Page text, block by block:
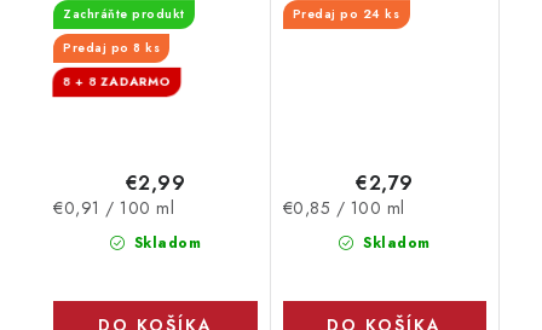
30.9.2026
Zachráňte produkt
Predaj po 8 ks
8 + 8
Skladom
€2,99
Jednotková
€0,91 / 100 ml
Predaj po 24 ks
Skladom
€2,79
Jednotková
€0,85 / 100 ml